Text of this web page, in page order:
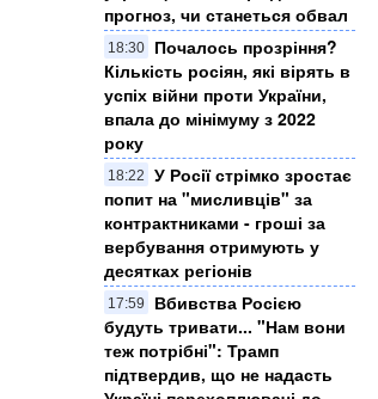
прогноз, чи станеться обвал
18:30
Почалось прозріння?
Кількість росіян, які вірять в
успіх війни проти України,
впала до мінімуму з 2022
року
18:22
У Росії стрімко зростає
попит на "мисливців" за
контрактниками - гроші за
вербування отримують у
десятках регіонів
17:59
Вбивства Росією
будуть тривати... "Нам вони
теж потрібні": Трамп
підтвердив, що не надасть